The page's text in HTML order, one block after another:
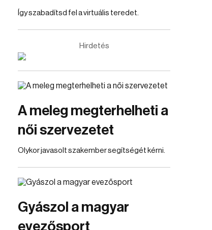
Így szabadítsd fel a virtuális teredet.
Hirdetés
A meleg megterhelheti a
női szervezetet
Olykor javasolt szakember segítségét kérni.
Gyászol a magyar
evezősport